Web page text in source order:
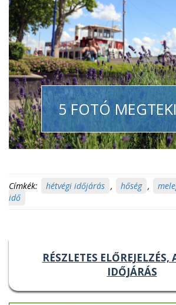
5 FOTÓ
Címkék: hétvégi időjárás , hőség ,
idő
RÉSZLETES ELŐREJELZÉS,
IDŐJÁRÁS